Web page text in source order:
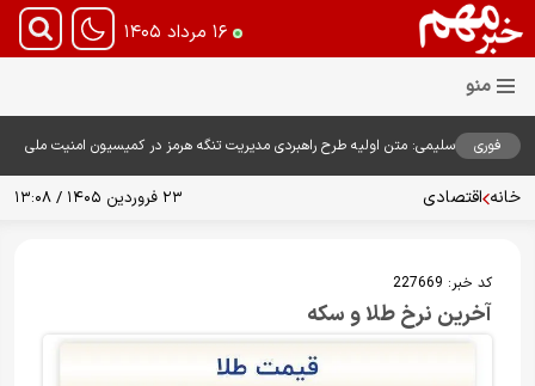
۱۶ مرداد ۱۴۰۵
فوری
سلیمی: متن اولیه طرح راهبردی مدیریت تنگه هرمز در کمیسیون امنیت ملی
خانه اقتصادی ۲۳ فروردین ۱۴۰۵ / ۱۳:۰۸
کد خبر: 227669
آخرین نرخ طلا و سکه